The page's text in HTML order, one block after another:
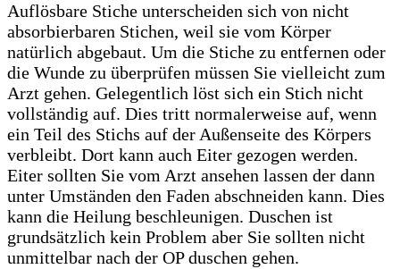
Auflösbare Stiche unterscheiden sich von nicht
absorbierbaren Stichen, weil sie vom Körper
natürlich abgebaut. Um die Stiche zu entfernen oder
die Wunde zu überprüfen müssen Sie vielleicht zum
Arzt gehen. Gelegentlich löst sich ein Stich nicht
vollständig auf. Dies tritt normalerweise auf, wenn
ein Teil des Stichs auf der Außenseite des Körpers
verbleibt. Dort kann auch Eiter gezogen werden.
Eiter sollten Sie vom Arzt ansehen lassen der dann
unter Umständen den Faden abschneiden kann. Dies
kann die Heilung beschleunigen. Duschen ist
grundsätzlich kein Problem aber Sie sollten nicht
unmittelbar nach der OP duschen gehen.